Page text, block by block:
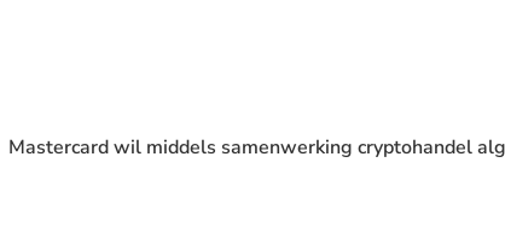
Mastercard wil middels samenwerking cryptohandel